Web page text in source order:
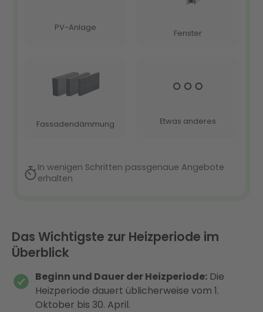
Das Wichtigste zur Heizperiode im
Überblick
Beginn und Dauer der Heizperiode: Die
Heizperiode dauert üblicherweise vom 1.
Oktober bis 30. April.